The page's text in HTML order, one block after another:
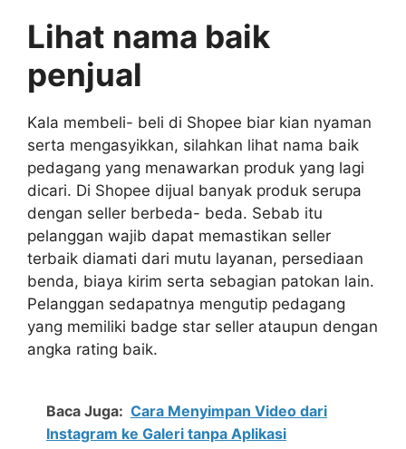
Lihat nama baik
penjual
Kala membeli- beli di Shopee biar kian nyaman
serta mengasyikkan, silahkan lihat nama baik
pedagang yang menawarkan produk yang lagi
dicari. Di Shopee dijual banyak produk serupa
dengan seller berbeda- beda. Sebab itu
pelanggan wajib dapat memastikan seller
terbaik diamati dari mutu layanan, persediaan
benda, biaya kirim serta sebagian patokan lain.
Pelanggan sedapatnya mengutip pedagang
yang memiliki badge star seller ataupun dengan
angka rating baik.
Baca Juga: Cara Menyimpan Video dari
Instagram ke Galeri tanpa Aplikasi